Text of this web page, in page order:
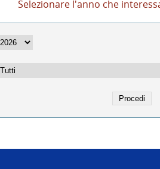
Selezionare l'anno che